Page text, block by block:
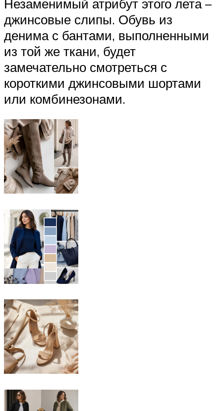
Незаменимый атрибут этого лета –
джинсовые слипы. Обувь из
денима с бантами, выполненными
из той же ткани, будет
замечательно смотреться с
короткими джинсовыми шортами
или комбинезонами.